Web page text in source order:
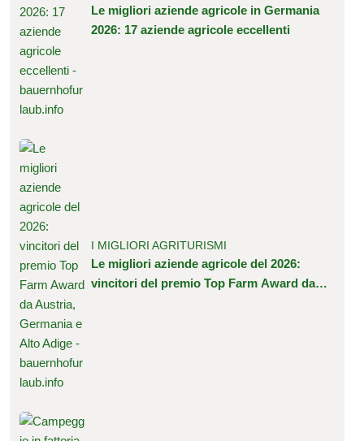
Le migliori aziende agricole in Germania
2026: 17 aziende agricole eccellenti
I MIGLIORI AGRITURISMI
Le migliori aziende agricole del 2026:
vincitori del premio Top Farm Award da